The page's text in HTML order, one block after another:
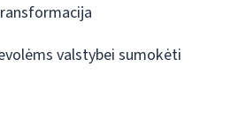
valstybei sumokėti